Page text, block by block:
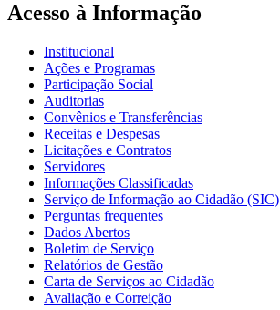
Acesso à Informação
Institucional
Ações e Programas
Participação Social
Auditorias
Convênios e Transferências
Receitas e Despesas
Licitações e Contratos
Servidores
Informações Classificadas
Serviço de Informação ao Cidadão (SIC)
Perguntas frequentes
Dados Abertos
Boletim de Serviço
Relatórios de Gestão
Carta de Serviços ao Cidadão
Avaliação e Correição